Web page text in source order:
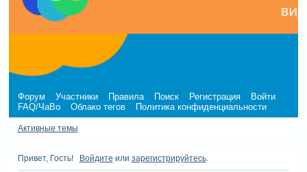
Форум Участники Правила Поиск Регистрация
Войти
FAQ/ЧаВо
Облако тегов Политика конфиденциальности
Активные темы
Привет, Гость! Войдите или зарегистрируйтесь.